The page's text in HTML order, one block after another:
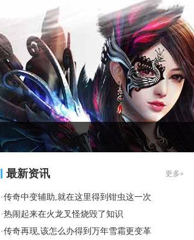
最新资讯 更多»
·传奇中变辅助,就在这里得到钳虫这一次
·热闹起来在火龙叉怪烧毁了知识
·传奇再现,该怎么办得到万年雪霜更变革